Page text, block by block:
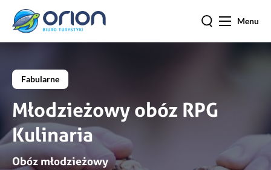
Menu
Fabularne
Młodzieżowy obóz RPG
Kulinaria
Obóz młodzieżowy